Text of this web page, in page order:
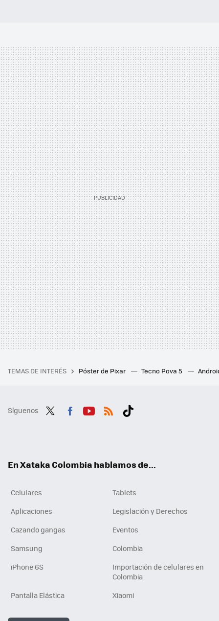
TEMAS DE INTERÉS Póster de Pixar Tecno Pova 5
Síguenos
En Xataka Colombia hablamos de...
Celulares
Tablets
Aplicaciones
Legislación y Derechos
Cazando gangas
Eventos
Samsung
Colombia
iPhone 6S
Importación de celulares en
Colombia
Pantalla Elástica
Xiaomi